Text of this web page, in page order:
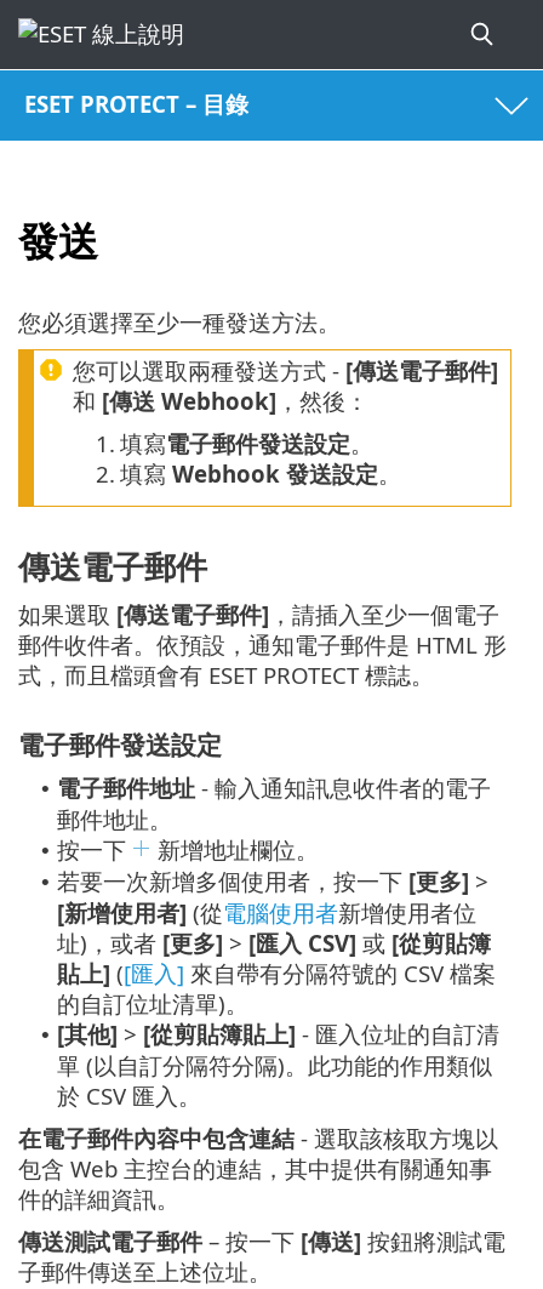
ESET PROTECT – 目錄
發送
您必須選擇至少一種發送方法。
您可以選取兩種發送方式 - [傳送電子郵件]
和 [傳送 Webhook] ，然後：
1. 填寫電子郵件發送設定。
2. 填寫 Webhook 發送設定。
傳送電子郵件
如果選取 [傳送電子郵件] ，請插入至少一個電子
郵件收件者。依預設，通知電子郵件是 HTML 形
式，而且檔頭會有 ESET PROTECT 標誌。
電子郵件發送設定
• 電子郵件地址 - 輸入通知訊息收件者的電子
郵件地址。
• 按一下 新增地址欄位。
• 若要一次新增多個使用者，按一下 [更多] >
[新增使用者] (從電腦使用者新增使用者位
址)，或者 [更多] > [匯入 CSV] 或 [從剪貼簿
貼上] ([匯入] 來自帶有分隔符號的 CSV 檔案
的自訂位址清單)。
• [其他] > [從剪貼簿貼上] - 匯入位址的自訂清
單 (以自訂分隔符分隔)。此功能的作用類似
於 CSV 匯入。
在電子郵件內容中包含連結 - 選取該核取方塊以
包含 Web 主控台的連結，其中提供有關通知事
件的詳細資訊。
傳送測試電子郵件 – 按一下 [傳送] 按鈕將測試電
子郵件傳送至上述位址。